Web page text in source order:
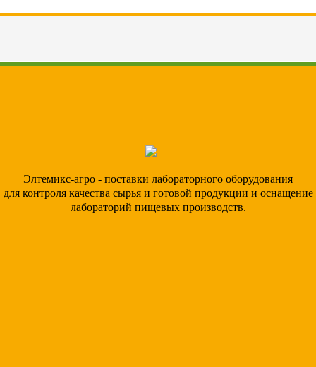
Элтемикс-агро - поставки лабораторного оборудования
для контроля качества сырья и готовой продукции и оснащение
лабораторий пищевых производств.